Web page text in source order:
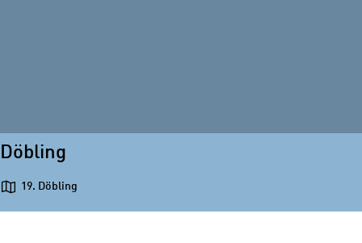
Döbling
19. Döbling